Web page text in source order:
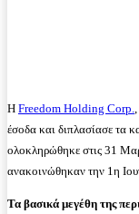
Η Freedom Holding Corp.
έσοδα και διπλασίασε τα
ολοκληρώθηκε στις 31
ανακοινώθηκαν την 1η
Τα βασικά μεγέθη της